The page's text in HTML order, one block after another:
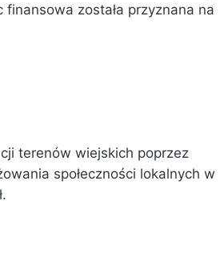
została przyznana na
terenów wiejskich poprzez
społeczności lokalnych w